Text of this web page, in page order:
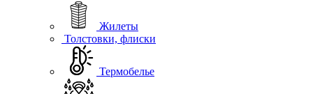
Жилеты
Толстовки, флиски
Термобелье